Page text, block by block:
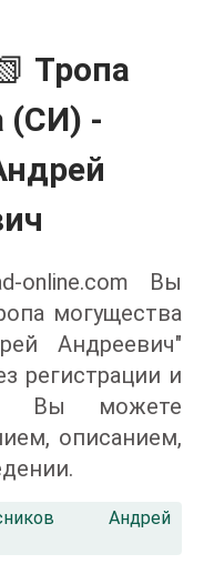
Тропа
(СИ) -
online.com Вы
могущества
Андреевич"
регистрации и
Вы можете
описанием,
Андрей